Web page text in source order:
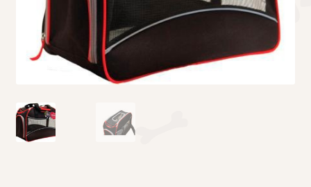
Τσάντες μεταφοράς
Επικοινωνία
Φροντίδα – Είδη Υγιεινής